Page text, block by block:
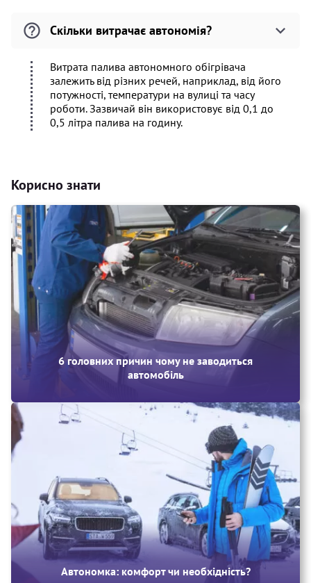
Скільки витрачає автономія?
Витрата палива автономного обігрівача
залежить від різних речей, наприклад, від його
потужності, температури на вулиці та часу
роботи. Зазвичай він використовує від 0,1 до
0,5 літра палива на годину.
Корисно знати
6 головних причин чому не заводиться
автомобіль
Автономка: комфорт чи необхідність?